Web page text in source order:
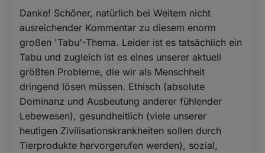
Danke! Schöner, natürlich bei Weitem nicht
ausreichender Kommentar zu diesem enorm
großen 'Tabu'-Thema. Leider ist es tatsächlich ein
Tabu und zugleich ist es eines unserer aktuell
größten Probleme, die wir als Menschheit
dringend lösen müssen. Ethisch (absolute
Dominanz und Ausbeutung anderer fühlender
Lebewesen), gesundheitlich (viele unserer
heutigen Zivilisationskrankheiten sollen durch
Tierprodukte hervorgerufen werden), sozial,